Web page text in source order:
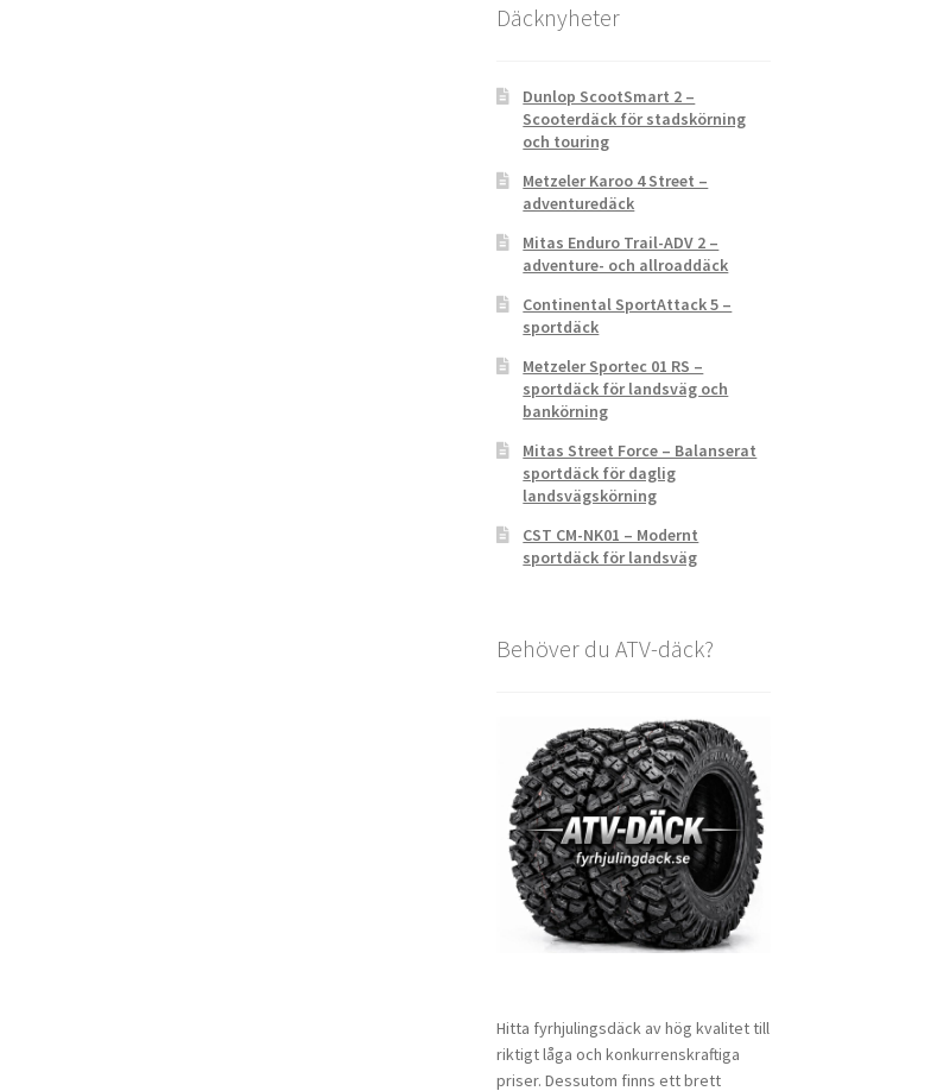
Däcknyheter
Dunlop ScootSmart 2 –
Scooterdäck för stadskörning
och touring
Metzeler Karoo 4 Street –
adventuredäck
Mitas Enduro Trail-ADV 2 –
adventure- och allroaddäck
Continental SportAttack 5 –
sportdäck
Metzeler Sportec 01 RS –
sportdäck för landsväg och
bankörning
Mitas Street Force – Balanserat
sportdäck för daglig
landsvägskörning
CST CM-NK01 – Modernt
sportdäck för landsväg
Behöver du ATV-däck?
Hitta fyrhjulingsdäck av hög kvalitet till
riktigt låga och konkurrenskraftiga
priser. Dessutom finns ett brett